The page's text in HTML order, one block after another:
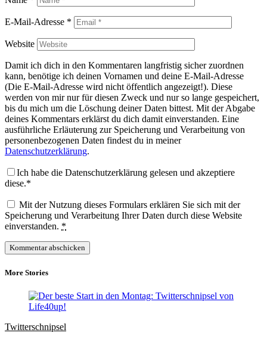
E-Mail-Adresse *
Website
Damit ich dich in den Kommentaren langfristig sicher zuordnen
kann, benötige ich deinen Vornamen und deine E-Mail-Adresse
(Die E-Mail-Adresse wird nicht öffentlich angezeigt!). Diese
werden von mir nur für diesen Zweck und nur so lange gespeichert,
bis du mich um die Löschung deiner Daten bittest. Mit der Abgabe
deines Kommentars erklärst du dich damit einverstanden. Eine
ausführliche Erläuterung zur Speicherung und Verarbeitung von
personenbezogenen Daten findest du in meiner
Datenschutzerklärung.
Ich habe die Datenschutzerklärung gelesen und akzeptiere
diese.*
Mit der Nutzung dieses Formulars erklären Sie sich mit der
Speicherung und Verarbeitung Ihrer Daten durch diese Website
einverstanden. *
More Stories
Twitterschnipsel